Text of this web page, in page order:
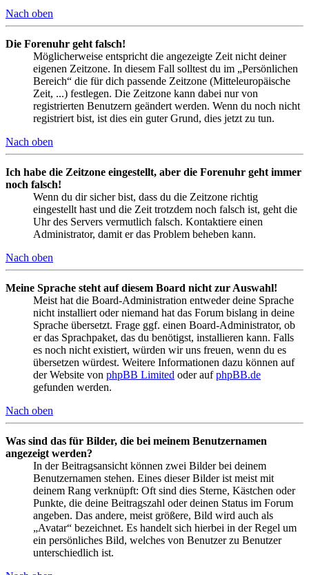
Nach oben
Die Forenuhr geht falsch!
Möglicherweise entspricht die angezeigte Zeit nicht deiner
eigenen Zeitzone. In diesem Fall solltest du im „Persönlichen
Bereich“ die für dich passende Zeitzone (Mitteleuropäische
Zeit, ...) festlegen. Die Zeitzone kann dabei nur von
registrierten Benutzern geändert werden. Wenn du noch nicht
registriert bist, ist dies ein guter Grund, dies jetzt zu tun.
Nach oben
Ich habe die Zeitzone eingestellt, aber die Forenuhr geht immer
noch falsch!
Wenn du dir sicher bist, dass du die Zeitzone richtig
eingestellt hast und die Zeit trotzdem noch falsch ist, geht die
Uhr des Servers vermutlich falsch. Kontaktiere einen
Administrator, damit er das Problem beheben kann.
Nach oben
Meine Sprache steht auf diesem Board nicht zur Auswahl!
Meist hat die Board-Administration entweder deine Sprache
nicht installiert oder niemand hat das Forum bislang in deine
Sprache übersetzt. Frage ggf. einen Board-Administrator, ob
er das Sprachpaket, das du benötigst, installieren kann. Falls
es noch nicht existiert, würden wir uns freuen, wenn du es
übersetzen würdest. Weitere Informationen dazu können auf
der Website von phpBB Limited oder aufphpBB.de
gefunden werden.
Nach oben
Was sind das für Bilder, die bei meinem Benutzernamen
angezeigt werden?
In der Beitragsansicht können zwei Bilder bei deinem
Benutzernamen stehen. Eines dieser Bilder ist meist mit
deinem Rang verknüpft: Oft sind dies Sterne, Kästchen oder
Punkte, die deine Beitragszahl oder deinen Status im Forum
angeben. Das andere, meist größere, Bild wird auch als
„Avatar“ bezeichnet. Es handelt sich hierbei in der Regel um
ein persönliches Bild, welches von Benutzer zu Benutzer
unterschiedlich ist.